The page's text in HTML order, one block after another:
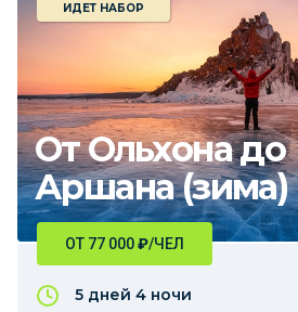
От Ольхона до
Аршана (зима)
ИДЕТ НАБОР
ОТ 77 000₽/ЧЕЛ
5 дней 4 ночи